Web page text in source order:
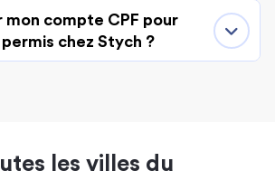
mon compte CPF pour
chez Stych ?
les villes du